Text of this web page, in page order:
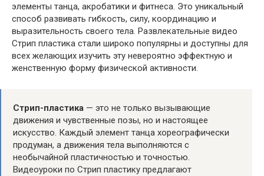
элементы танца, акробатики и фитнеса. Это уникальный
способ развивать гибкость, силу, координацию и
выразительность своего тела. Развлекательные видео
Стрип пластика стали широко популярны и доступны для
всех желающих изучить эту невероятно эффектную и
женственную форму физической активности.
Стрип-пластика — это не только вызывающие
движения и чувственные позы, но и настоящее
искусство. Каждый элемент танца хореографически
продуман, а движения тела выполняются с
необычайной пластичностью и точностью.
Видеоуроки по Стрип пластику предлагают